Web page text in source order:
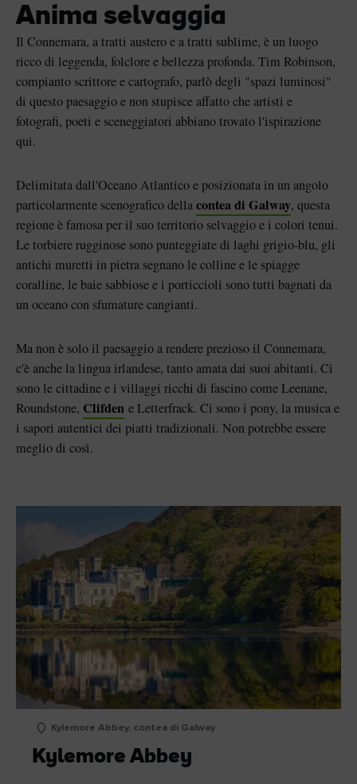
La Pietra di Blarney al
castello di Blarney
Game of Thrones Studio
Tour
piace"
Anima selvaggia
Il Connemara, a tratti austero e a tratti sublime, è un luogo
ricco di leggenda, folclore e bellezza profonda. Tim Robinson,
compianto scrittore e cartografo, parlò degli "spazi luminosi"
di questo paesaggio e non stupisce affatto che artisti e
fotografi, poeti e sceneggiatori abbiano trovato l'ispirazione
qui.
Delimitata dall'Oceano Atlantico e posizionata in un angolo
particolarmente scenografico dellacontea di Galway, questa
regione è famosa per il suo territorio selvaggio e i colori tenui.
Le torbiere rugginose sono punteggiate di laghi grigio-blu, gli
antichi muretti in pietra segnano le colline e le spiagge
coralline, le baie sabbiose e i porticcioli sono tutti bagnati da
un oceano con sfumature cangianti.
Ma non è solo il paesaggio a rendere prezioso il Connemara,
c'è anche la lingua irlandese, tanto amata dai suoi abitanti. Ci
sono le cittadine e i villaggi ricchi di fascino come Leenane,
Roundstone, Clifden e Letterfrack. Ci sono i pony, la musica e
i sapori autentici dei piatti tradizionali. Non potrebbe essere
meglio di così.
Kylemore Abbey, contea di Galway
Kylemore Abbey